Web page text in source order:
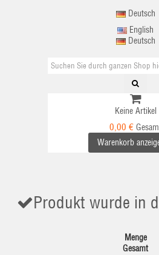
Deutsch
English
Deutsch
Keine Artikel
0,00 €
Warenkorb
Produkt wurde in
Menge
Gesamt